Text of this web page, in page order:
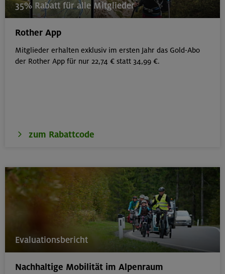
35% Rabatt für alle Mitglieder
Rother App
Mitglieder erhalten exklusiv im ersten Jahr das Gold-Abo
der Rother App für nur 22,74 € statt 34,99 €.
zum Rabattcode
Evaluationsbericht
Nachhaltige Mobilität im Alpenraum